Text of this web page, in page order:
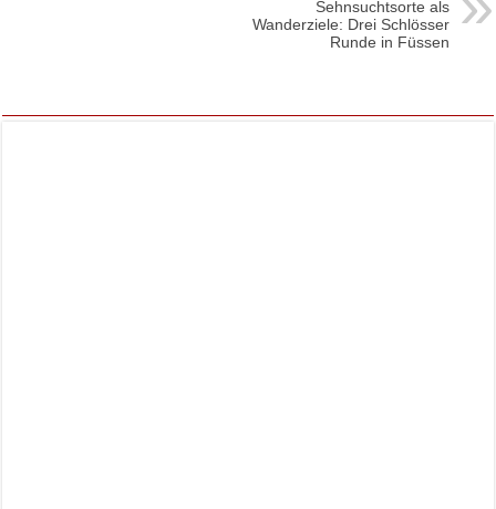
Sehnsuchtsorte als
Wanderziele: Drei Schlösser
Runde in Füssen